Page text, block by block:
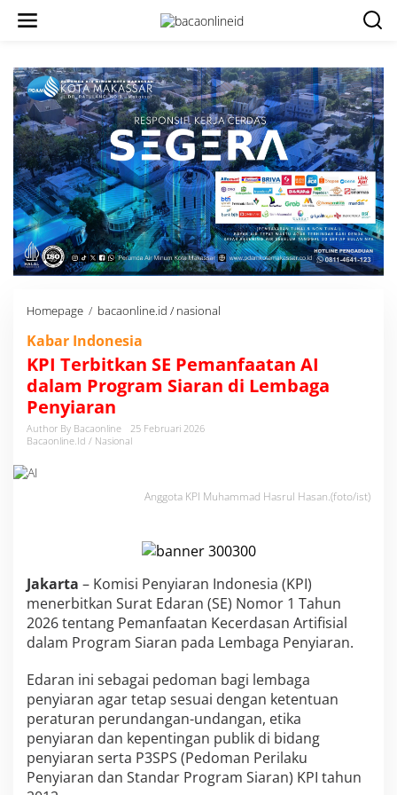
Homepage / bacaonline.id / nasional
T
e
r
S
e
a
n
f
a
a
a
n
A
I
d
a
l
Kabar Indonesia
KPI Terbitkan SE Pemanfaatan AI
dalam Program Siaran di Lembaga
Penyiaran
Author By Bacaonline
25 Februari 2026
Bacaonline.id / Nasional
Anggota KPI Muhammad Hasrul Hasan.(foto/ist)
Jakarta – Komisi Penyiaran Indonesia (KPI)
menerbitkan Surat Edaran (SE) Nomor 1 Tahun
2026 tentang Pemanfaatan Kecerdasan Artifisial
dalam Program Siaran pada Lembaga Penyiaran.
Edaran ini sebagai pedoman bagi lembaga
penyiaran agar tetap sesuai dengan ketentuan
peraturan perundangan-undangan, etika
penyiaran dan kepentingan publik di bidang
penyiaran serta P3SPS (Pedoman Perilaku
Penyiaran dan Standar Program Siaran) KPI tahun